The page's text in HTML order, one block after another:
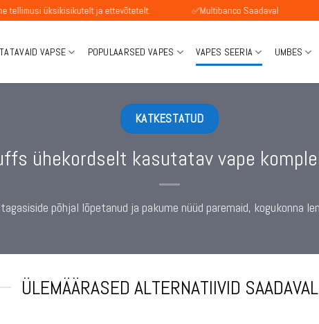
ja ettevõtetelt. ✅Multibanco Saadaval ✅SEPA
VAPSE POPULAARSED VAPES VAPES SEERIA UMBES
KATKESTATUD
ühekordselt kasutatav vape
põhjal lõpetanud ja pakume nüüd paremaid, kogukonna
ÜLEMÄÄRASED ALTERNATIIVID SAADAVAL